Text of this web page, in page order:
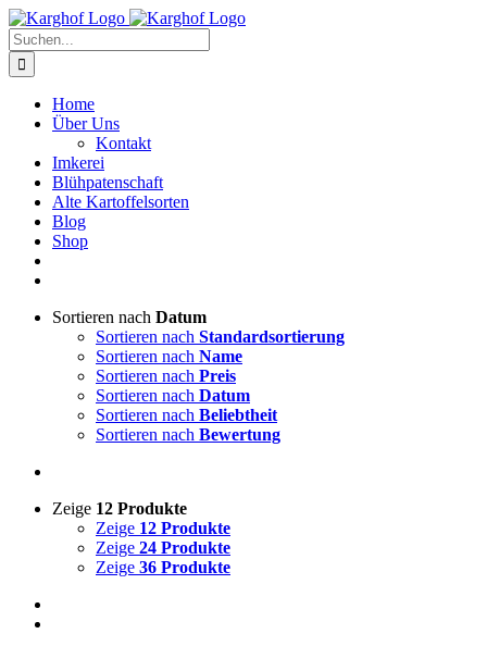
Zum
Inhalt
springen
Instagram
Facebook
Suche
nach:
Home
Über Uns
Kontakt
Imkerei
Blühpatenschaft
Alte Kartoffelsorten
Blog
Shop
Sortieren nach Datum
Sortieren nach Standardsortierung
Sortieren nach Name
Sortieren nach Preis
Sortieren nach Datum
Sortieren nach Beliebtheit
Sortieren nach Bewertung
Zeige 12 Produkte
Zeige 12 Produkte
Zeige 24 Produkte
Zeige 36 Produkte